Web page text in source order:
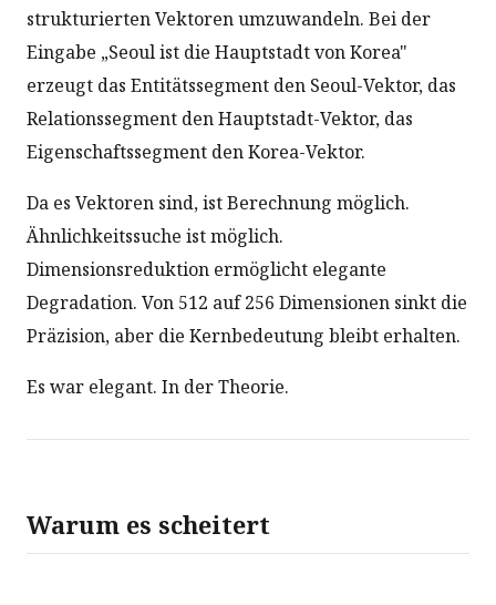
strukturierten Vektoren umzuwandeln. Bei der
Eingabe „Seoul ist die Hauptstadt von Korea"
erzeugt das Entitätssegment den Seoul-Vektor, das
Relationssegment den Hauptstadt-Vektor, das
Eigenschaftssegment den Korea-Vektor.
Da es Vektoren sind, ist Berechnung möglich.
Ähnlichkeitssuche ist möglich.
Dimensionsreduktion ermöglicht elegante
Degradation. Von 512 auf 256 Dimensionen sinkt die
Präzision, aber die Kernbedeutung bleibt erhalten.
Es war elegant. In der Theorie.
Warum es scheitert